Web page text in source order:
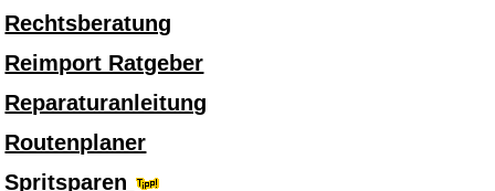
Rechtsberatung
Reimport Ratgeber
Reparaturanleitung
Routenplaner
Spritsparen